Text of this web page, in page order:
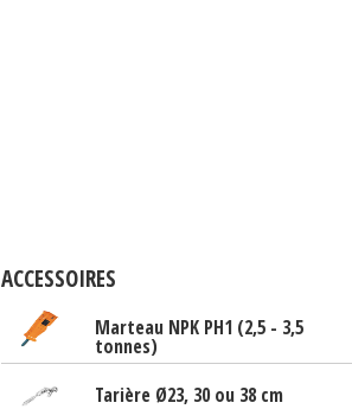
ACCESSOIRES
Marteau NPK PH1 (2,5 - 3,5
tonnes)
Tarière Ø23, 30 ou 38 cm